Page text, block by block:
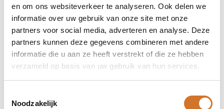
en om ons websiteverkeer te analyseren. Ook delen we
informatie over uw gebruik van onze site met onze
partners voor social media, adverteren en analyse. Deze
partners kunnen deze gegevens combineren met andere
informatie die u aan ze heeft verstrekt of die ze hebben
verzameld op basis van uw gebruik van hun services.
Noodzakelijk